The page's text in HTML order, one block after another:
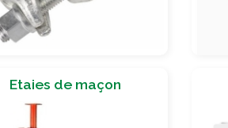
Etaies de maçon